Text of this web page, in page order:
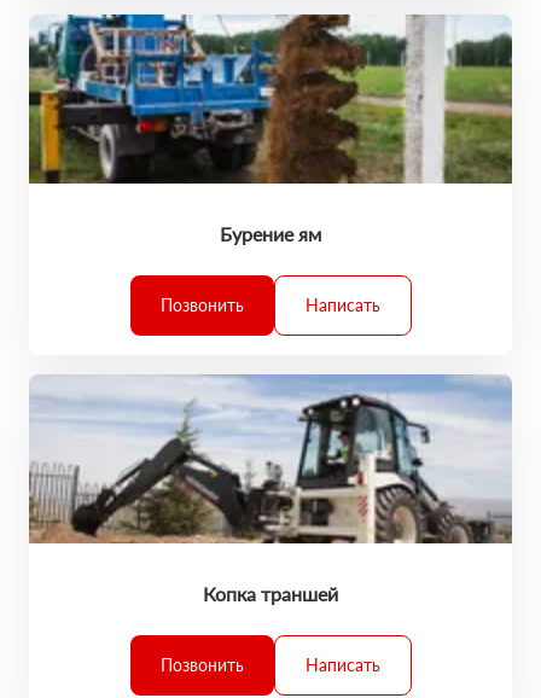
Бурение ям
Позвонить Написать
Копка траншей
Позвонить Написать